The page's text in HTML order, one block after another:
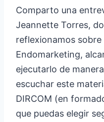
Comparto una
Jeannette Torres,
reflexionamos
Endomarketing,
ejecutarlo de
escuchar este
DIRCOM (en
que puedas elegir